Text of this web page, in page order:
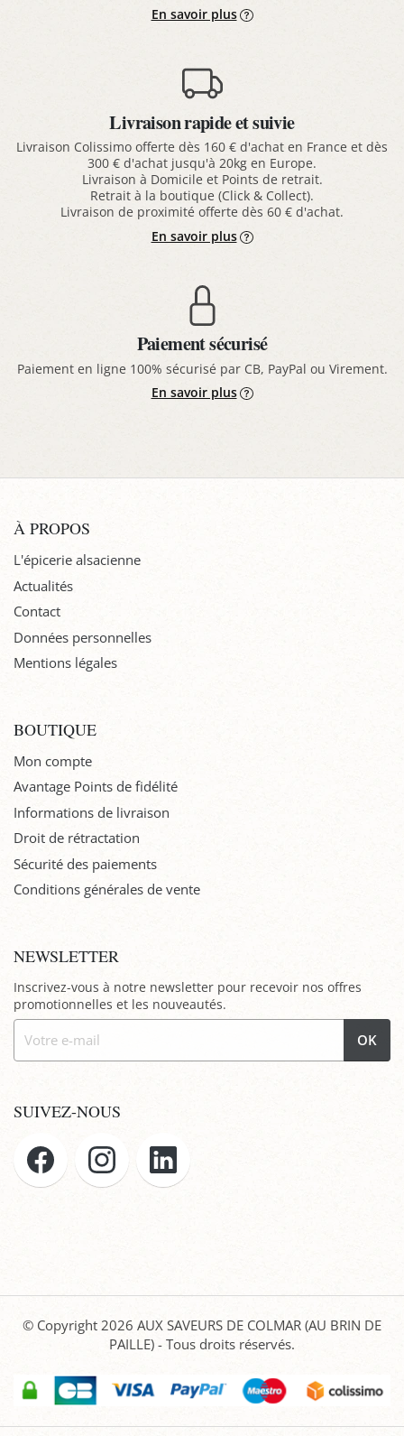
En savoir plus
Livraison rapide et suivie
Livraison Colissimo offerte dès 160 € d'achat en France et dès
300 € d'achat jusqu'à 20kg en Europe.
Livraison à Domicile et Points de retrait.
Retrait à la boutique (Click & Collect).
Livraison de proximité offerte dès 60 € d'achat.
En savoir plus
Paiement sécurisé
Paiement en ligne 100% sécurisé par CB, PayPal ou Virement.
En savoir plus
À PROPOS
L'épicerie alsacienne
Actualités
Contact
Données personnelles
Mentions légales
BOUTIQUE
Mon compte
Avantage Points de fidélité
Informations de livraison
Droit de rétractation
Sécurité des paiements
Conditions générales de vente
NEWSLETTER
Inscrivez-vous à notre newsletter pour recevoir nos offres
promotionnelles et les nouveautés.
OK
SUIVEZ-NOUS
© Copyright 2026 AUX SAVEURS DE COLMAR (AU BRIN DE
PAILLE) - Tous droits réservés.